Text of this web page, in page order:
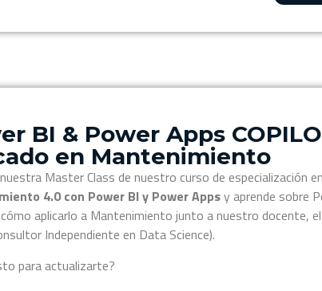
BI & Power Apps
en Mantenimiento
Master Class de nuestro curso de especialización en
4.0 con Power BI y Power Appsy aprende sobre
aplicarlo a Mantenimiento junto a nuestro docente,
Independiente en Data Science).
para actualizarte?